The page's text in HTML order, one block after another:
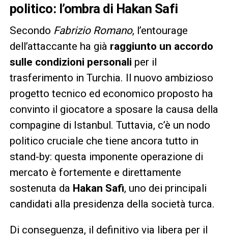
politico: l’ombra di Hakan Safi
Secondo Fabrizio Romano, l’entourage
dell’attaccante ha già raggiunto un accordo
sulle condizioni personali per il
trasferimento in Turchia. Il nuovo ambizioso
progetto tecnico ed economico proposto ha
convinto il giocatore a sposare la causa della
compagine di Istanbul. Tuttavia, c’è un nodo
politico cruciale che tiene ancora tutto in
stand-by: questa imponente operazione di
mercato è fortemente e direttamente
sostenuta da Hakan Safi, uno dei principali
candidati alla presidenza della società turca.
Di conseguenza, il definitivo via libera per il